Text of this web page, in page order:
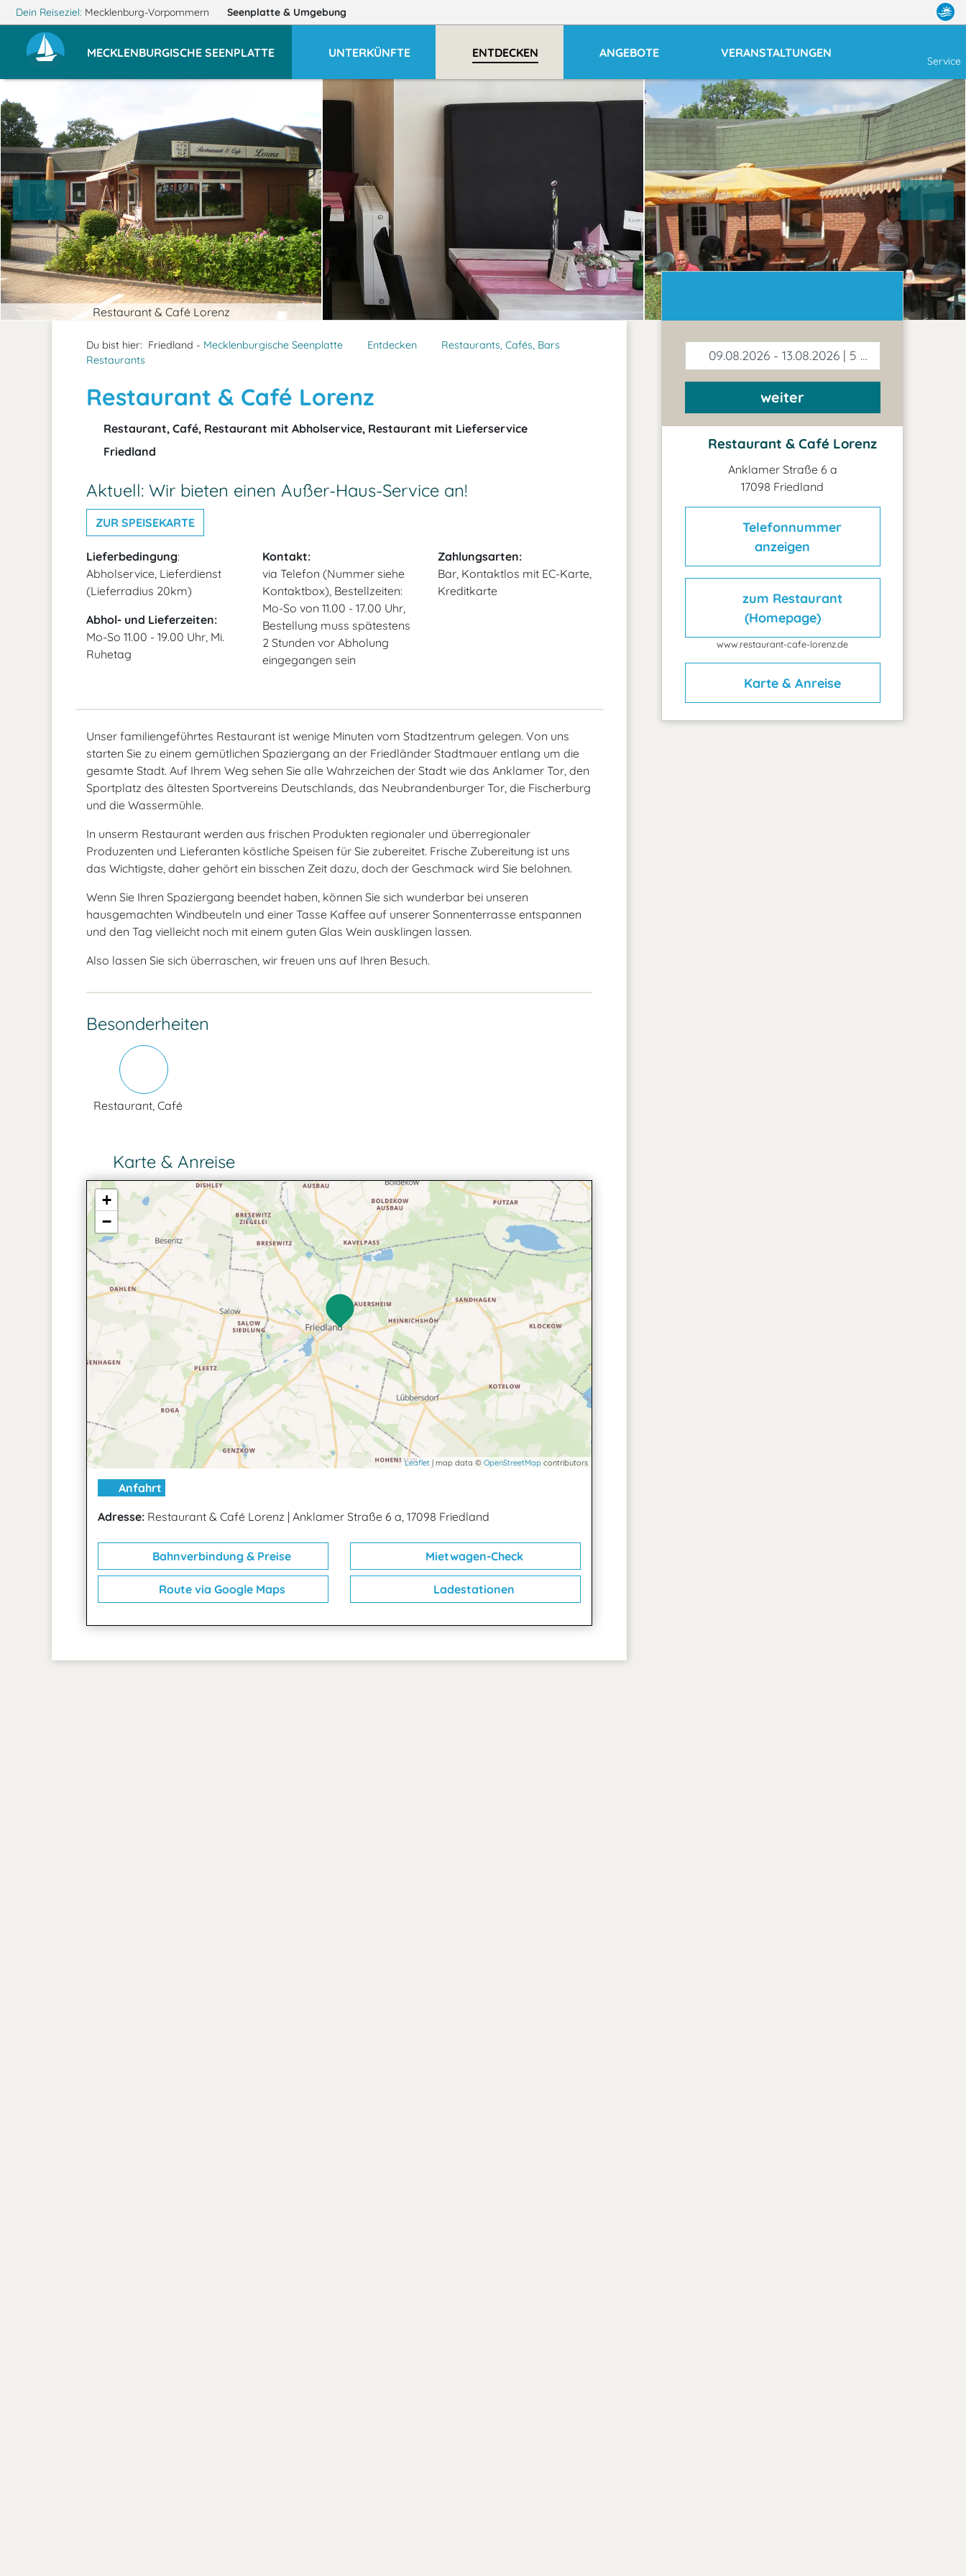
Dein Reiseziel: Mecklenburg-Vorpommern Seenplatte & Umgebung
MECKLENBURGISCHE SEENPLATTE UNTERKÜNFTE ENTDECKEN ANGEBOTE VERANSTALTUNGEN
Service
Restaurant & Café Lorenz
Du bist hier: Friedland - Mecklenburgische Seenplatte Entdecken
Restaurants, Cafés, Bars
Restaurants
Restaurant & Café Lorenz
Restaurant, Café, Restaurant mit Abholservice, Restaurant mit Lieferservice
Friedland
Aktuell: Wir bieten einen Außer-Haus-Service an!
ZUR SPEISEKARTE
Lieferbedingung:
Abholservice, Lieferdienst
(Lieferradius 20km)
Abhol- und Lieferzeiten:
Mo-So 11.00 - 19.00 Uhr, Mi.
Ruhetag
Kontakt:
via Telefon (Nummer siehe
Kontaktbox), Bestellzeiten:
Mo-So von 11.00 - 17.00 Uhr,
Bestellung muss spätestens
2 Stunden vor Abholung
eingegangen sein
Zahlungsarten:
Bar, Kontaktlos mit EC-Karte,
Kreditkarte
Unser familiengeführtes Restaurant ist wenige Minuten vom Stadtzentrum gelegen. Von uns
starten Sie zu einem gemütlichen Spaziergang an der Friedländer Stadtmauer entlang um die
gesamte Stadt. Auf Ihrem Weg sehen Sie alle Wahrzeichen der Stadt wie das Anklamer Tor, den
Sportplatz des ältesten Sportvereins Deutschlands, das Neubrandenburger Tor, die Fischerburg
und die Wassermühle.
In unserm Restaurant werden aus frischen Produkten regionaler und überregionaler
Produzenten und Lieferanten köstliche Speisen für Sie zubereitet. Frische Zubereitung ist uns
das Wichtigste, daher gehört ein bisschen Zeit dazu, doch der Geschmack wird Sie belohnen.
Wenn Sie Ihren Spaziergang beendet haben, können Sie sich wunderbar bei unseren
hausgemachten Windbeuteln und einer Tasse Kaffee auf unserer Sonnenterrasse entspannen
und den Tag vielleicht noch mit einem guten Glas Wein ausklingen lassen.
Also lassen Sie sich überraschen, wir freuen uns auf Ihren Besuch.
Besonderheiten
Restaurant, Café
Karte & Anreise
+
−
Leaflet | map data © OpenStreetMap contributors
Anfahrt
Adresse: Restaurant & Café Lorenz | Anklamer Straße 6 a, 17098 Friedland
Bahnverbindung & Preise Mietwagen-Check
Route via Google Maps Ladestationen
09.08.2026 - 13.08.2026 | 5 Tage
weiter
Restaurant & Café Lorenz
Anklamer Straße 6 a
17098 Friedland
Telefonnummer
anzeigen
zum Restaurant
(Homepage)
www.restaurant-cafe-lorenz.de
Karte & Anreise